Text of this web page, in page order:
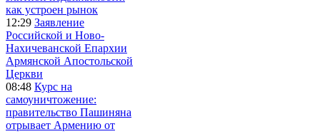
как устроен рынок
12:29 Заявление
Российской и Ново-
Нахичеванской Епархии
Армянской Апостольской
Церкви
08:48 Курс на
самоуничтожение:
правительство Пашиняна
отрывает Армению от